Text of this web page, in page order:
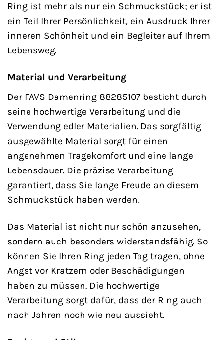
Ring ist mehr als nur ein Schmuckstück; er ist
ein Teil Ihrer Persönlichkeit, ein Ausdruck Ihrer
inneren Schönheit und ein Begleiter auf Ihrem
Lebensweg.
Material und Verarbeitung
Der FAVS Damenring 88285107 besticht durch
seine hochwertige Verarbeitung und die
Verwendung edler Materialien. Das sorgfältig
ausgewählte Material sorgt für einen
angenehmen Tragekomfort und eine lange
Lebensdauer. Die präzise Verarbeitung
garantiert, dass Sie lange Freude an diesem
Schmuckstück haben werden.
Das Material ist nicht nur schön anzusehen,
sondern auch besonders widerstandsfähig. So
können Sie Ihren Ring jeden Tag tragen, ohne
Angst vor Kratzern oder Beschädigungen
haben zu müssen. Die hochwertige
Verarbeitung sorgt dafür, dass der Ring auch
nach Jahren noch wie neu aussieht.